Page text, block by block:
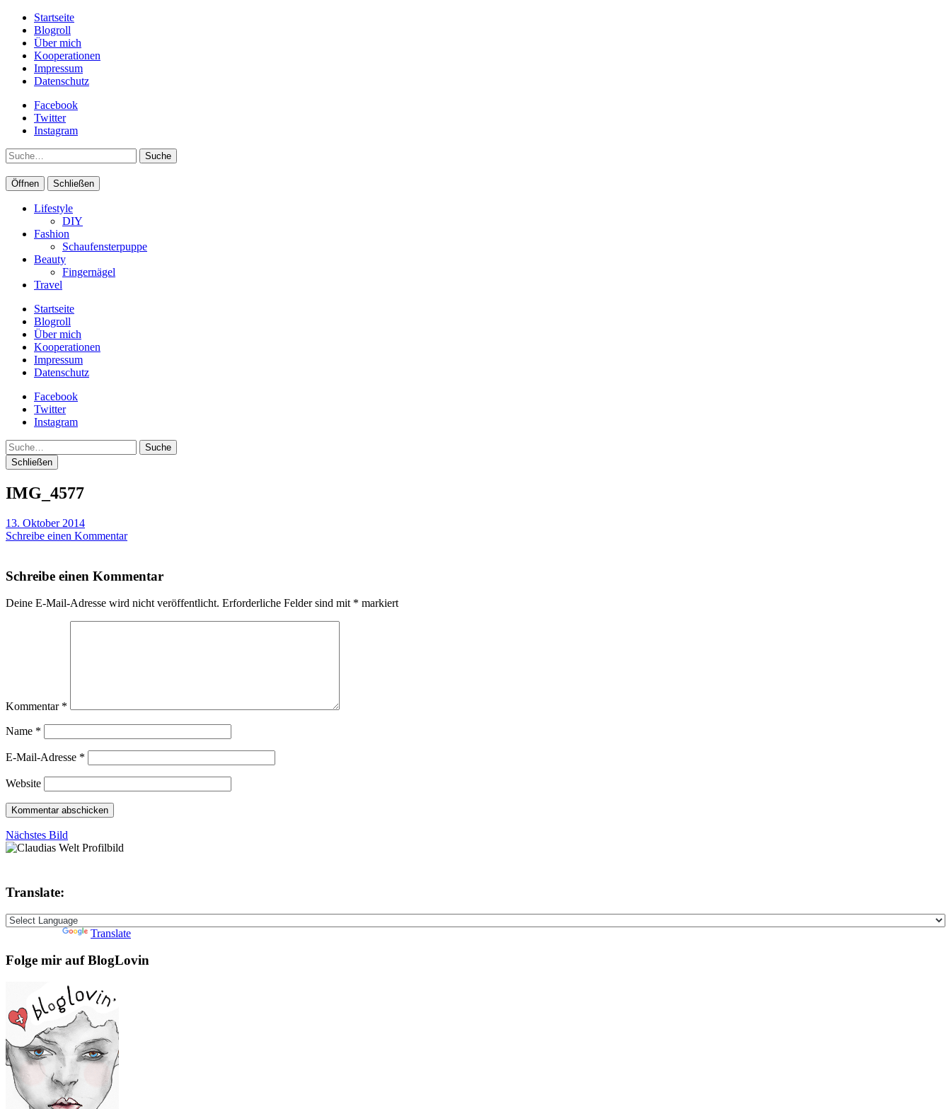
Startseite
Blogroll
Über mich
Kooperationen
Impressum
Datenschutz
Facebook
Twitter
Instagram
Suche
Öffnen Schließen
Lifestyle
DIY
Fashion
Schaufensterpuppe
Beauty
Fingernägel
Travel
Startseite
Blogroll
Über mich
Kooperationen
Impressum
Datenschutz
Facebook
Twitter
Instagram
Suche
Schließen
IMG_4577
13. Oktober 2014
Schreibe einen Kommentar
Schreibe einen Kommentar
Deine E-Mail-Adresse wird nicht veröffentlicht. Erforderliche Felder sind mit * markiert
Kommentar *
Name *
E-Mail-Adresse *
Website
Nächstes Bild
Translate:
Translate
Folge mir auf BlogLovin